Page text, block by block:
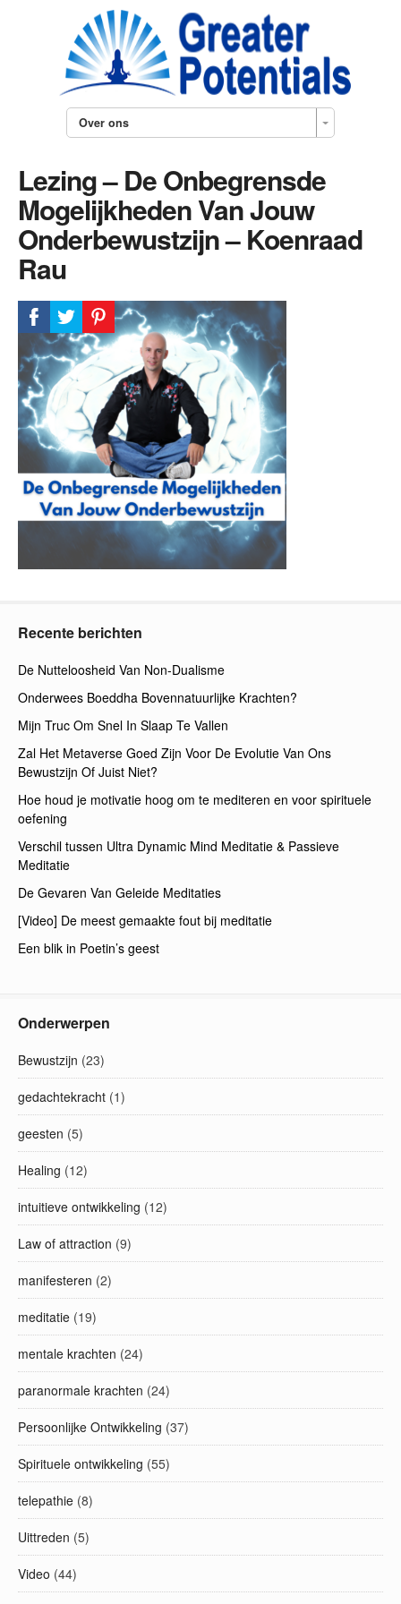
Over ons
Lezing – De Onbegrensde
Mogelijkheden Van Jouw
Onderbewustzijn – Koenraad
Rau
Recente berichten
De Nutteloosheid Van Non-Dualisme
Onderwees Boeddha Bovennatuurlijke Krachten?
Mijn Truc Om Snel In Slaap Te Vallen
Zal Het Metaverse Goed Zijn Voor De Evolutie Van Ons
Bewustzijn Of Juist Niet?
Hoe houd je motivatie hoog om te mediteren en voor spirituele
oefening
Verschil tussen Ultra Dynamic Mind Meditatie & Passieve
Meditatie
De Gevaren Van Geleide Meditaties
[Video] De meest gemaakte fout bij meditatie
Een blik in Poetin’s geest
Onderwerpen
Bewustzijn (23)
gedachtekracht (1)
geesten (5)
Healing (12)
intuitieve ontwikkeling (12)
Law of attraction (9)
manifesteren (2)
meditatie (19)
mentale krachten (24)
paranormale krachten (24)
Persoonlijke Ontwikkeling (37)
Spirituele ontwikkeling (55)
telepathie (8)
Uittreden (5)
Video (44)